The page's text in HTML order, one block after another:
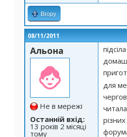
Вгору
08/11/2011
Альона
Не в мережі
Останній вхід:
13 років 2 місяці
тому
для